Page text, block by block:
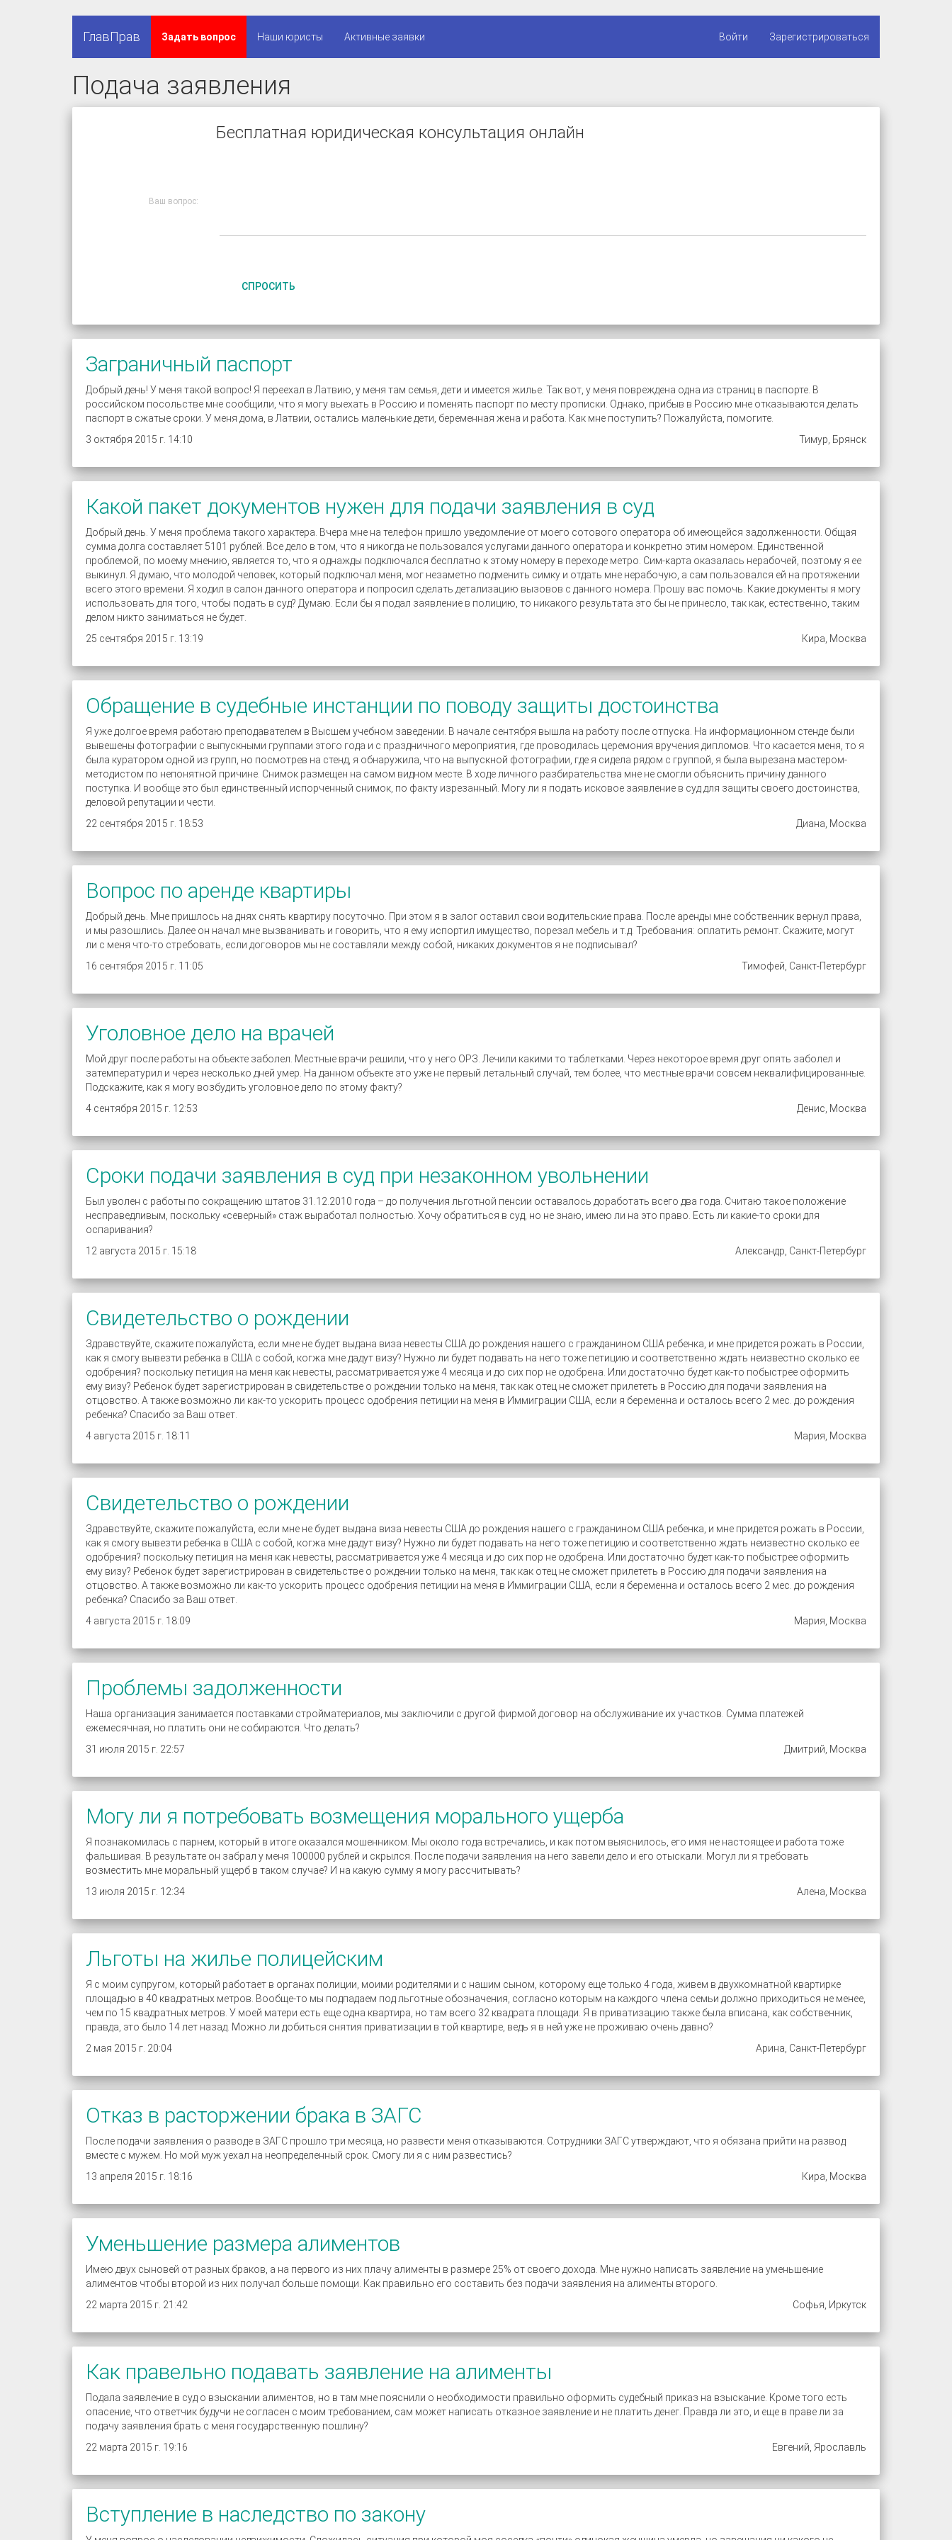
ГлавПрав Задать вопрос Наши юристы Активные заявки Войти Зарегистрироваться
Подача заявления
Бесплатная юридическая консультация онлайн
Ваш вопрос:
СПРОСИТЬ
Заграничный паспорт
Добрый день! У меня такой вопрос! Я переехал в Латвию, у меня там семья, дети и имеется жилье. Так вот, у меня повреждена одна из страниц в паспорте. В
российском посольстве мне сообщили, что я могу выехать в Россию и поменять паспорт по месту прописки. Однако, прибыв в Россию мне отказываются делать
паспорт в сжатые сроки. У меня дома, в Латвии, остались маленькие дети, беременная жена и работа. Как мне поступить? Пожалуйста, помогите.
3 октября 2015 г. 14:10
Тимур, Брянск
Какой пакет документов нужен для подачи заявления в суд
Добрый день. У меня проблема такого характера. Вчера мне на телефон пришло уведомление от моего сотового оператора об имеющейся задолженности. Общая
сумма долга составляет 5101 рублей. Все дело в том, что я никогда не пользовался услугами данного оператора и конкретно этим номером. Единственной
проблемой, по моему мнению, является то, что я однажды подключался бесплатно к этому номеру в переходе метро. Сим-карта оказалась нерабочей, поэтому я ее
выкинул. Я думаю, что молодой человек, который подключал меня, мог незаметно подменить симку и отдать мне нерабочую, а сам пользовался ей на протяжении
всего этого времени. Я ходил в салон данного оператора и попросил сделать детализацию вызовов с данного номера. Прошу вас помочь. Какие документы я могу
использовать для того, чтобы подать в суд? Думаю. Если бы я подал заявление в полицию, то никакого результата это бы не принесло, так как, естественно, таким
делом никто заниматься не будет.
25 сентября 2015 г. 13:19
Кира, Москва
Обращение в судебные инстанции по поводу защиты достоинства
Я уже долгое время работаю преподавателем в Высшем учебном заведении. В начале сентября вышла на работу после отпуска. На информационном стенде были
вывешены фотографии с выпускными группами этого года и с праздничного мероприятия, где проводилась церемония вручения дипломов. Что касается меня, то я
была куратором одной из групп, но посмотрев на стенд, я обнаружила, что на выпускной фотографии, где я сидела рядом с группой, я была вырезана мастером-
методистом по непонятной причине. Снимок размещен на самом видном месте. В ходе личного разбирательства мне не смогли объяснить причину данного
поступка. И вообще это был единственный испорченный снимок, по факту изрезанный. Могу ли я подать исковое заявление в суд для защиты своего достоинства,
деловой репутации и чести.
22 сентября 2015 г. 18:53
Диана, Москва
Вопрос по аренде квартиры
Добрый день. Мне пришлось на днях снять квартиру посуточно. При этом я в залог оставил свои водительские права. После аренды мне собственник вернул права,
и мы разошлись. Далее он начал мне вызванивать и говорить, что я ему испортил имущество, порезал мебель и т.д. Требования: оплатить ремонт. Скажите, могут
ли с меня что-то стребовать, если договоров мы не составляли между собой, никаких документов я не подписывал?
16 сентября 2015 г. 11:05
Тимофей, Санкт-Петербург
Уголовное дело на врачей
Мой друг после работы на объекте заболел. Местные врачи решили, что у него ОРЗ. Лечили какими то таблетками. Через некоторое время друг опять заболел и
затемпературил и через несколько дней умер. На данном объекте это уже не первый летальный случай, тем более, что местные врачи совсем неквалифицированные.
Подскажите, как я могу возбудить уголовное дело по этому факту?
4 сентября 2015 г. 12:53
Денис, Москва
Сроки подачи заявления в суд при незаконном увольнении
Был уволен с работы по сокращению штатов 31.12.2010 года – до получения льготной пенсии оставалось доработать всего два года. Считаю такое положение
несправедливым, поскольку «северный» стаж выработал полностью. Хочу обратиться в суд, но не знаю, имею ли на это право. Есть ли какие-то сроки для
оспаривания?
12 августа 2015 г. 15:18
Александр, Санкт-Петербург
Свидетельство о рождении
Здравствуйте, скажите пожалуйста, если мне не будет выдана виза невесты США до рождения нашего с гражданином США ребенка, и мне придется рожать в России,
как я смогу вывезти ребенка в США с собой, когжа мне дадут визу? Нужно ли будет подавать на него тоже петицию и соответственно ждать неизвестно сколько ее
одобрения? поскольку петиция на меня как невесты, рассматривается уже 4 месяца и до сих пор не одобрена. Или достаточно будет как-то побыстрее оформить
ему визу? Ребенок будет зарегистрирован в свидетельстве о рождении только на меня, так как отец не сможет прилететь в Россию для подачи заявления на
отцовство. А также возможно ли как-то ускорить процесс одобрения петиции на меня в Иммиграции США, если я беременна и осталось всего 2 мес. до рождения
ребенка? Спасибо за Ваш ответ.
4 августа 2015 г. 18:11
Мария, Москва
Свидетельство о рождении
Здравствуйте, скажите пожалуйста, если мне не будет выдана виза невесты США до рождения нашего с гражданином США ребенка, и мне придется рожать в России,
как я смогу вывезти ребенка в США с собой, когжа мне дадут визу? Нужно ли будет подавать на него тоже петицию и соответственно ждать неизвестно сколько ее
одобрения? поскольку петиция на меня как невесты, рассматривается уже 4 месяца и до сих пор не одобрена. Или достаточно будет как-то побыстрее оформить
ему визу? Ребенок будет зарегистрирован в свидетельстве о рождении только на меня, так как отец не сможет прилететь в Россию для подачи заявления на
отцовство. А также возможно ли как-то ускорить процесс одобрения петиции на меня в Иммиграции США, если я беременна и осталось всего 2 мес. до рождения
ребенка? Спасибо за Ваш ответ.
4 августа 2015 г. 18:09
Мария, Москва
Проблемы задолженности
Наша организация занимается поставками стройматериалов, мы заключили с другой фирмой договор на обслуживание их участков. Сумма платежей
ежемесячная, но платить они не собираются. Что делать?
31 июля 2015 г. 22:57
Дмитрий, Москва
Могу ли я потребовать возмещения морального ущерба
Я познакомилась с парнем, который в итоге оказался мошенником. Мы около года встречались, и как потом выяснилось, его имя не настоящее и работа тоже
фальшивая. В результате он забрал у меня 100000 рублей и скрылся. После подачи заявления на него завели дело и его отыскали. Могул ли я требовать
возместить мне моральный ущерб в таком случае? И на какую сумму я могу рассчитывать?
13 июля 2015 г. 12:34
Алена, Москва
Льготы на жилье полицейским
Я с моим супругом, который работает в органах полиции, моими родителями и с нашим сыном, которому еще только 4 года, живем в двухкомнатной квартирке
площадью в 40 квадратных метров. Вообще-то мы подпадаем под льготные обозначения, согласно которым на каждого члена семьи должно приходиться не менее,
чем по 15 квадратных метров. У моей матери есть еще одна квартира, но там всего 32 квадрата площади. Я в приватизацию также была вписана, как собственник,
правда, это было 14 лет назад. Можно ли добиться снятия приватизации в той квартире, ведь я в ней уже не проживаю очень давно?
2 мая 2015 г. 20:04
Арина, Санкт-Петербург
Отказ в расторжении брака в ЗАГС
После подачи заявления о разводе в ЗАГС прошло три месяца, но развести меня отказываются. Сотрудники ЗАГС утверждают, что я обязана прийти на развод
вместе с мужем. Но мой муж уехал на неопределенный срок. Смогу ли я с ним развестись?
13 апреля 2015 г. 18:16
Кира, Москва
Уменьшение размера алиментов
Имею двух сыновей от разных браков, а на первого из них плачу алименты в размере 25% от своего дохода. Мне нужно написать заявление на уменьшение
алиментов чтобы второй из них получал больше помощи. Как правильно его составить без подачи заявления на алименты второго.
22 марта 2015 г. 21:42
Софья, Иркутск
Как правельно подавать заявление на алименты
Подала заявление в суд о взыскании алиментов, но в там мне пояснили о необходимости правильно оформить судебный приказ на взыскание. Кроме того есть
опасение, что ответчик будучи не согласен с моим требованием, сам может написать отказное заявление и не платить денег. Правда ли это, и еще в праве ли за
подачу заявления брать с меня государственную пошлину?
22 марта 2015 г. 19:16
Евгений, Ярославль
Вступление в наследство по закону